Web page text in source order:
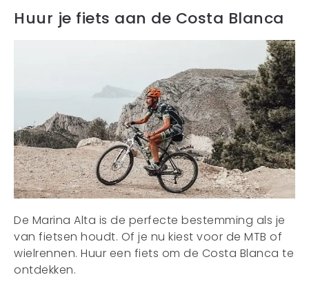
Huur je fiets aan de Costa Blanca
De Marina Alta is de perfecte bestemming als je
van fietsen houdt. Of je nu kiest voor de MTB of
wielrennen. Huur een fiets om de Costa Blanca te
ontdekken.